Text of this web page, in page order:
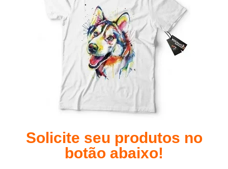
Solicite seu produtos no
botão abaixo!